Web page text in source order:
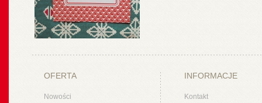
OFERTA
Nowości
INFORMACJE
Kontakt